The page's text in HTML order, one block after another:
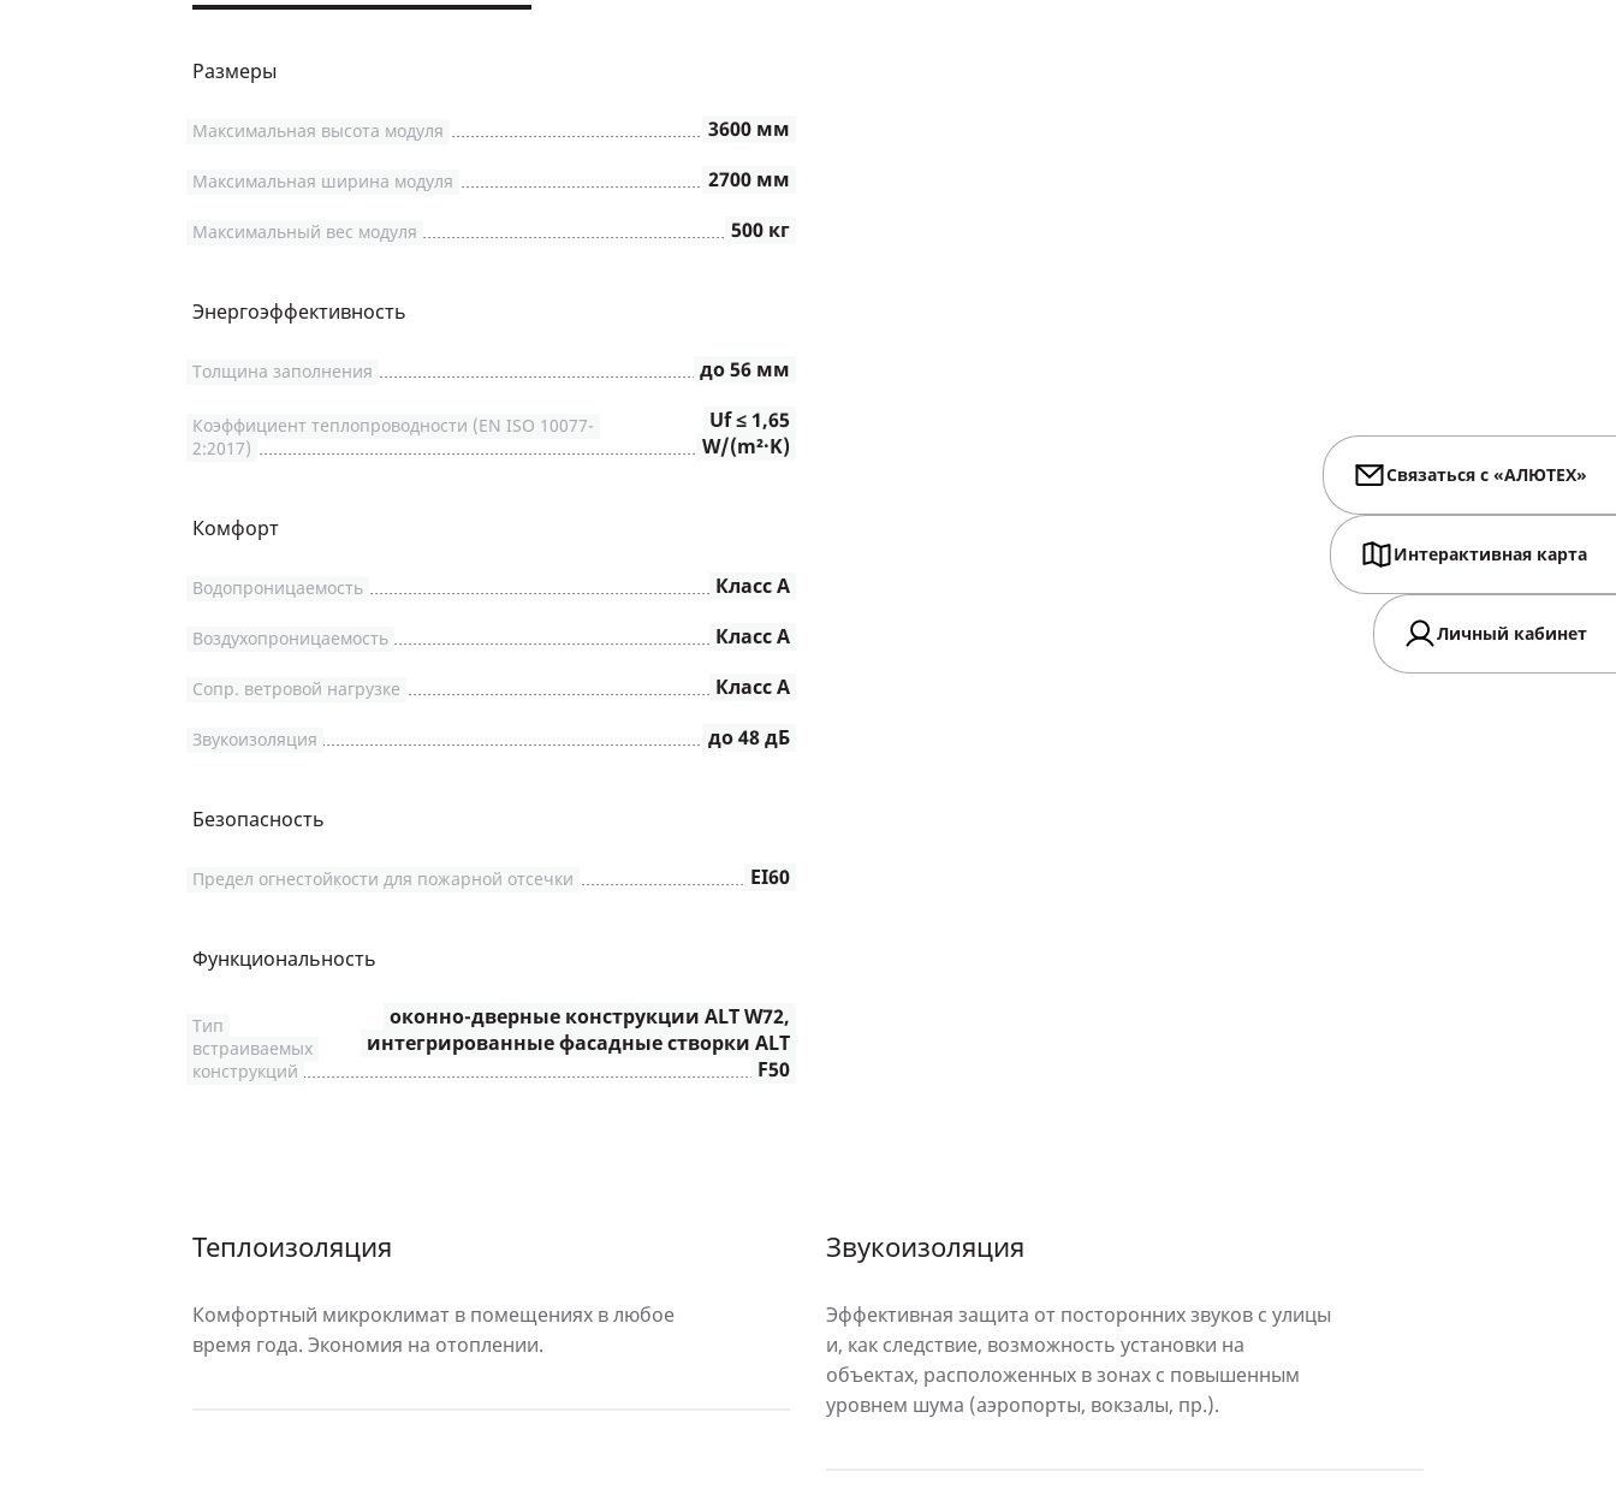
Размеры
3600 мм
Максимальная высота модуля
2700 мм
Максимальная ширина модуля
500 кг
Максимальный вес модуля
Энергоэффективность
до 56 мм
Толщина заполнения
Uf ≤ 1,65
W/(m²∙K)
Коэффициент теплопроводности (EN ISO 10077-
2:2017)
Комфорт
Класс А
Водопроницаемость
Класс А
Воздухопроницаемость
Класс А
Сопр. ветровой нагрузке
до 48 дБ
Звукоизоляция
Безопасность
EI60
Предел огнестойкости для пожарной отсечки
Функциональность
оконно-дверные конструкции ALT W72,
интегрированные фасадные створки ALT
F50
Тип
встраиваемых
конструкций
Теплоизоляция
Комфортный микроклимат в помещениях в любое
время года. Экономия на отоплении.
Звукоизоляция
Эффективная защита от посторонних звуков с улицы
и, как следствие, возможность установки на
объектах, расположенных в зонах с повышенным
уровнем шума (аэропорты, вокзалы, пр.).
Связаться с «АЛЮТЕХ»
Интерактивная карта
Личный кабинет